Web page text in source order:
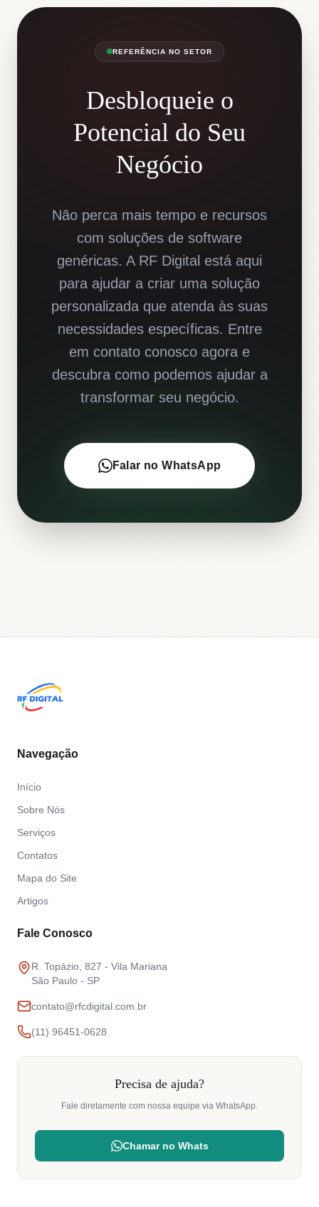
REFERÊNCIA NO SETOR
Desbloqueie o
Potencial do Seu
Negócio
Não perca mais tempo e recursos
com soluções de software
genéricas. A RF Digital está aqui
para ajudar a criar uma solução
personalizada que atenda às suas
necessidades específicas. Entre
em contato conosco agora e
descubra como podemos ajudar a
transformar seu negócio.
Falar no WhatsApp
Navegação
Início
Sobre Nós
Serviços
Contatos
Mapa do Site
Artigos
Fale Conosco
R. Topázio, 827 - Vila Mariana
São Paulo - SP
contato@rfcdigital.com.br
(11) 96451-0628
Precisa de ajuda?
Fale diretamente com nossa equipe via WhatsApp.
Chamar no Whats